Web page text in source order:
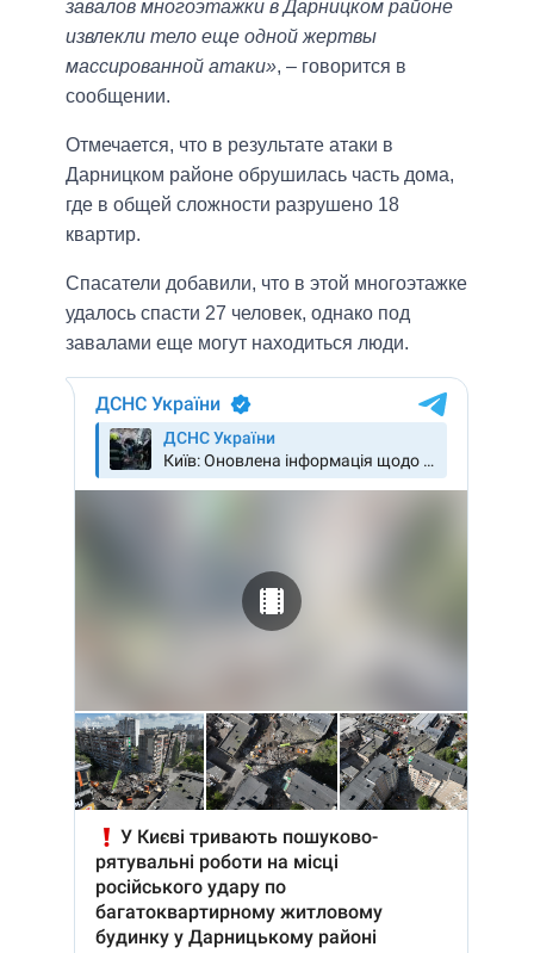
завалов многоэтажки в Дарницком районе
извлекли тело еще одной жертвы
массированной атаки», – говорится в
сообщении.
Отмечается, что в результате атаки в
Дарницком районе обрушилась часть дома,
где в общей сложности разрушено 18
квартир.
Спасатели добавили, что в этой многоэтажке
удалось спасти 27 человек, однако под
завалами еще могут находиться люди.